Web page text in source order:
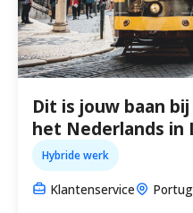
Dit is jouw baan
het Nederlands in
Hybride werk
Klantenservice